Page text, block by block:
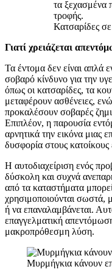
Κατσαρίδες
Γιατί χρειάζεται
Τα έντομα δεν είναι απλά
σοβαρό κίνδυνο για την
όπως οι κατσαρίδες, τα
μεταφέρουν ασθένειες,
προκαλέσουν σοβαρές
Επιπλέον, η παρουσία
αρνητικά την εικόνα μιας
δυσφορία στους κατοίκους
Η αυτοδιαχείριση ενός
δύσκολη και συχνά
από τα καταστήματα
χρησιμοποιούνται σωστά,
ή να επαναλαμβάνεται.
επαγγελματική
μακροπρόθεσμη λύση.
Μυρμήγκια κάνουν